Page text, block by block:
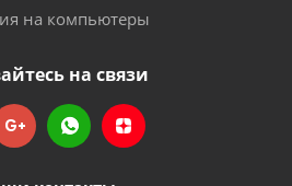
на компьютеры
на связи